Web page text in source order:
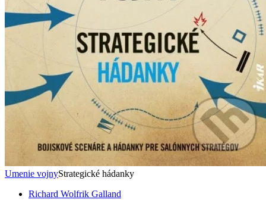
Umenie vojnyStrategické hádanky
Richard Wolfrik Galland